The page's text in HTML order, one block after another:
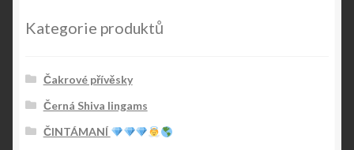
Kategorie produktů
Čakrové přívěsky
Černá Shiva lingams
ČINTÁMANÍ